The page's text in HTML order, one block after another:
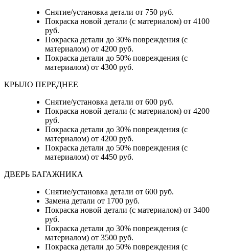
Снятие/установка детали от 750 руб.
Покраска новой детали (с материалом) от 4100
руб.
Покраска детали до 30% повреждения (с
материалом) от 4200 руб.
Покраска детали до 50% повреждения (с
материалом) от 4300 руб.
КРЫЛО ПЕРЕДНЕЕ
Снятие/установка детали от 600 руб.
Покраска новой детали (с материалом) от 4200
руб.
Покраска детали до 30% повреждения (с
материалом) от 4200 руб.
Покраска детали до 50% повреждения (с
материалом) от 4450 руб.
ДВЕРЬ БАГАЖНИКА
Снятие/установка детали от 600 руб.
Замена детали от 1700 руб.
Покраска новой детали (с материалом) от 3400
руб.
Покраска детали до 30% повреждения (с
материалом) от 3500 руб.
Покраска детали до 50% повреждения (с